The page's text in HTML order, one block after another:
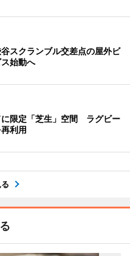
スクランブル交差点の屋外ビ
始動へ
に限定「芝生」空間 ラグビー
利用